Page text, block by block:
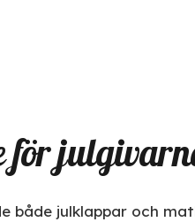
för
både julklappar och